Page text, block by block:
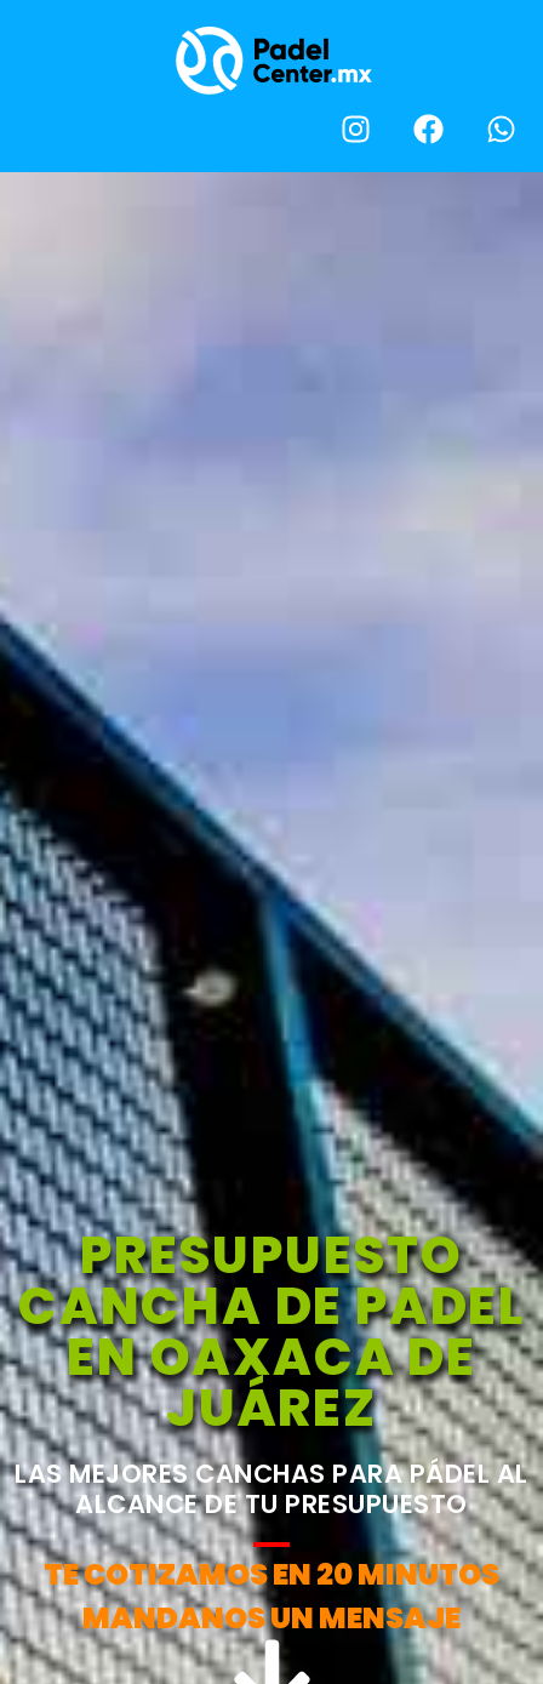
PRESUPUESTO
CANCHA DE PADEL
EN OAXACA DE
JUÁREZ
LAS MEJORES CANCHAS PARA PÁDEL AL
ALCANCE DE TU PRESUPUESTO
TE COTIZAMOS EN 20 MINUTOS
MANDANOS UN MENSAJE